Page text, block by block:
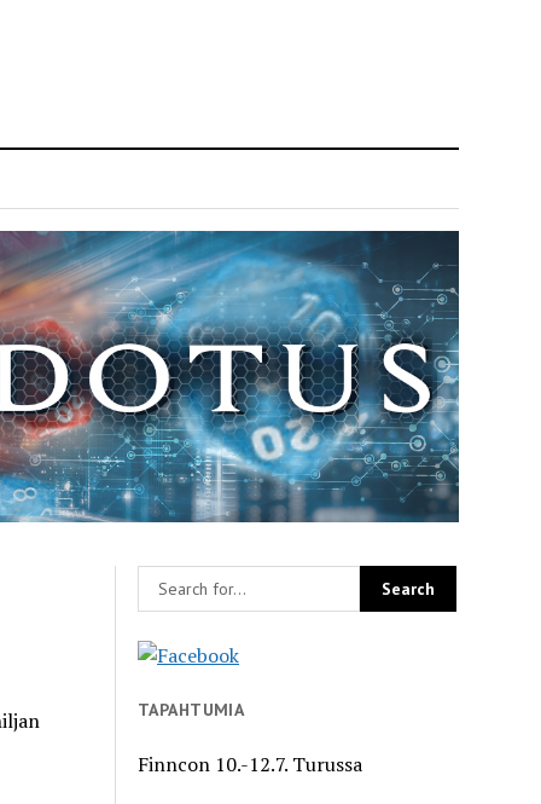
TAPAHTUMIA
Finncon 10.-12.7. Turussa